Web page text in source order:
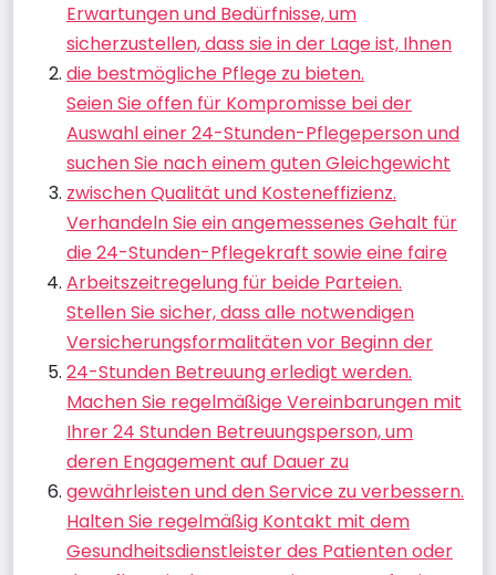
Erwartungen und Bedürfnisse, um
sicherzustellen, dass sie in der Lage ist, Ihnen
die bestmögliche Pflege zu bieten.
Seien Sie offen für Kompromisse bei der
Auswahl einer 24-Stunden-Pflegeperson und
suchen Sie nach einem guten Gleichgewicht
zwischen Qualität und Kosteneffizienz.
Verhandeln Sie ein angemessenes Gehalt für
die 24-Stunden-Pflegekraft sowie eine faire
Arbeitszeitregelung für beide Parteien.
Stellen Sie sicher, dass alle notwendigen
Versicherungsformalitäten vor Beginn der
24-Stunden Betreuung erledigt werden.
Machen Sie regelmäßige Vereinbarungen mit
Ihrer 24 Stunden Betreuungsperson, um
deren Engagement auf Dauer zu
gewährleisten und den Service zu verbessern.
Halten Sie regelmäßig Kontakt mit dem
Gesundheitsdienstleister des Patienten oder